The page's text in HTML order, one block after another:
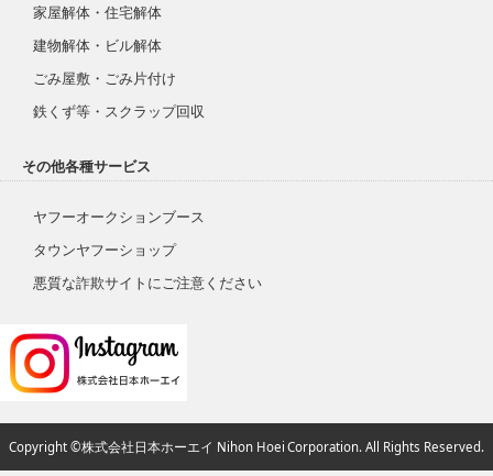
家屋解体・住宅解体
建物解体・ビル解体
ごみ屋敷・ごみ片付け
鉄くず等・スクラップ回収
その他各種サービス
ヤフーオークションブース
タウンヤフーショップ
悪質な詐欺サイトにご注意ください
Copyright ©株式会社日本ホーエイ Nihon Hoei Corporation. All Rights Reserved.